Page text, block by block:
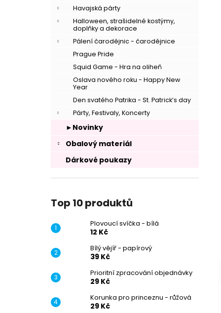
Havajská párty
Halloween, strašidelné kostýmy,
doplňky a dekorace
Pálení čarodějnic - čarodějnice
Prague Pride
Squid Game - Hra na oliheň
Oslava nového roku - Happy New
Year
Den svatého Patrika - St. Patrick’s day
Párty, Festivaly, Koncerty
►Novinky
Obalový materiál
Dárkové poukazy
Top 10 produktů
Plovoucí svíčka - bílá
12 Kč
Bílý vějíř - papírový
39 Kč
Prioritní zpracování objednávky
29 Kč
Korunka pro princeznu - růžová
29 Kč